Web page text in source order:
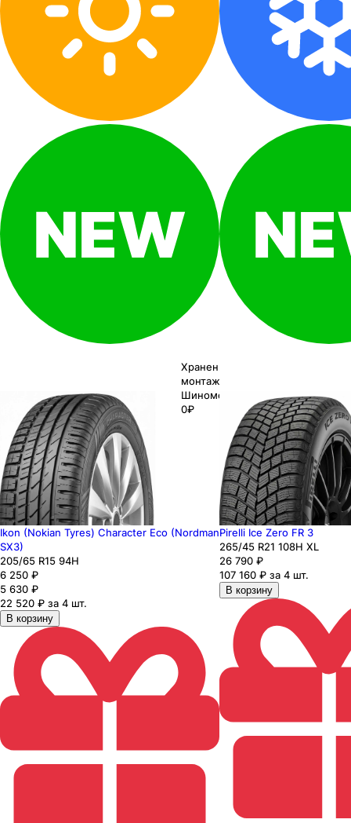
Хранение до
монтажа 0₽
Шиномонтаж
0₽
Ikon (Nokian Tyres) Character Eco (Nordman
SX3)
205/65 R15 94H
6 250 ₽
5 630 ₽
22 520 ₽ за 4 шт.
В корзину
Pirelli Ice Zero FR 3
265/45 R21 108H XL
26 790 ₽
107 160 ₽ за 4 шт.
В корзину